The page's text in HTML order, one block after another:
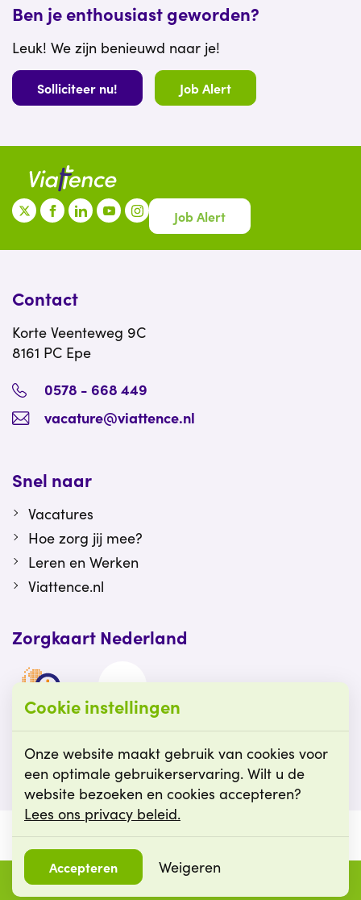
Ben je enthousiast geworden?
Leuk! We zijn benieuwd naar je!
Solliciteer nu! Job Alert
Job Alert
Contact
Korte Veenteweg 9C
8161 PC Epe
0578 - 668 449
vacature@viattence.nl
Snel naar
Vacatures
Hoe zorg jij mee?
Leren en Werken
Viattence.nl
Zorgkaart Nederland
Viattence is gewaardeerd op Zorgkaart
Nederland.
© Viattence Cookie instellingen
Menu
Cookie instellingen
Onze website maakt gebruik van cookies voor
een optimale gebruikerservaring. Wilt u de
website bezoeken en cookies accepteren?
Lees ons privacy beleid.
Accepteren Weigeren